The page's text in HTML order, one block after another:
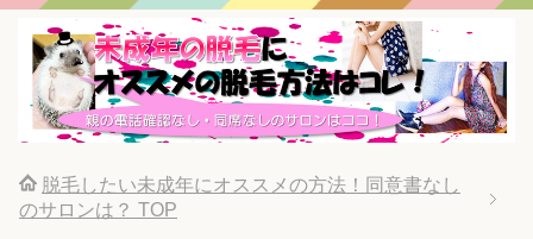
脱毛したい未成年にオススメの方法！同意書なし
のサロンは？ TOP